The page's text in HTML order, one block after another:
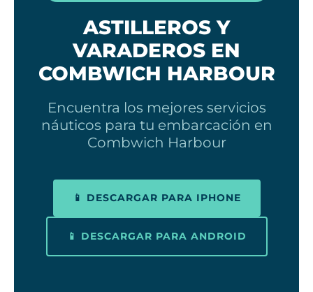
ASTILLEROS Y
VARADEROS EN
COMBWICH HARBOUR
Encuentra los mejores servicios
náuticos para tu embarcación en
Combwich Harbour
📱 DESCARGAR PARA IPHONE
📱 DESCARGAR PARA ANDROID